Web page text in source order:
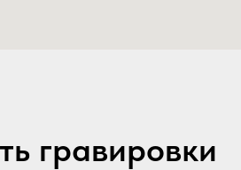
гравировки